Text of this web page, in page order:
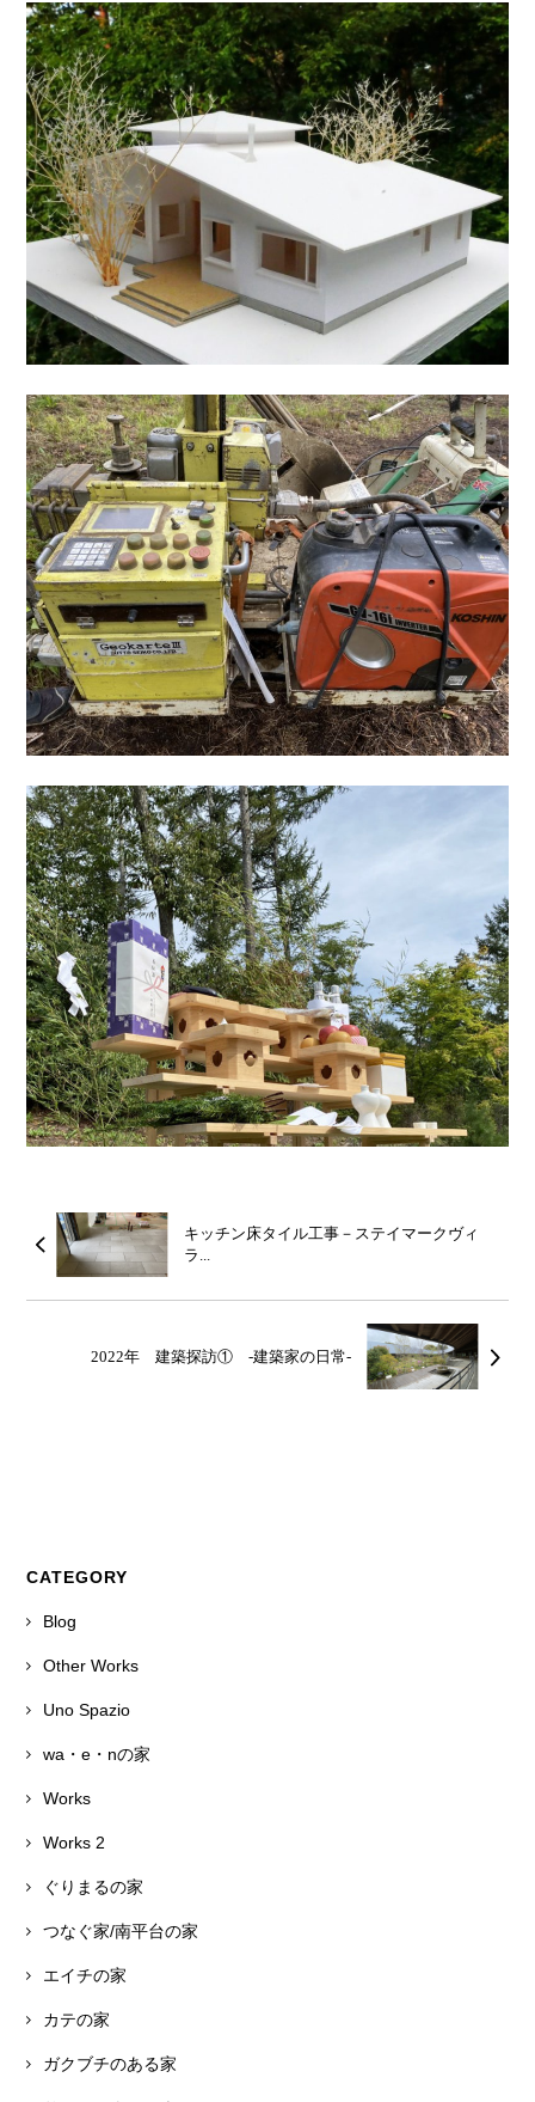
キッチン床タイル工事－ステイマークヴィ
ラ...
2022年 建築探訪① -建築家の日常-
CATEGORY
Blog
Other Works
Uno Spazio
wa・e・nの家
Works
Works 2
ぐりまるの家
つなぐ家/南平台の家
エイチの家
カテの家
ガクブチのある家